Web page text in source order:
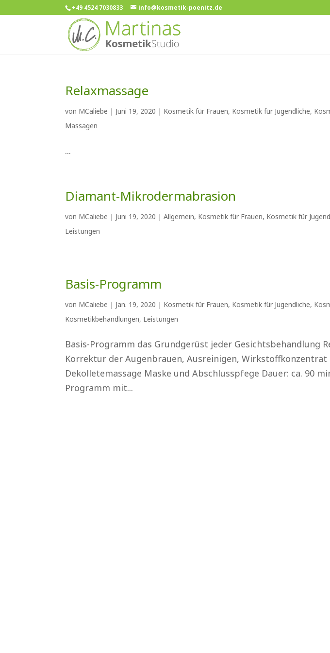
+49 4524 7030833 info@kosmetik-poenitz.de
Relaxmassage
von MCaliebe | Juni 19, 2020 | Kosmetik für Frauen, Kosmetik für Jugendliche,
Massagen
...
Diamant-Mikrodermabrasion
von MCaliebe | Juni 19, 2020 |Allgemein, Kosmetik für Frauen, Kosmetik für
Leistungen
Basis-Programm
von MCaliebe | Jan. 19, 2020 | Kosmetik für Frauen, Kosmetik für Jugendliche,
Kosmetikbehandlungen, Leistungen
Basis-Programm das Grundgerüst jeder Gesichtsbehandlung
Korrektur der Augenbrauen, Ausreinigen, Wirkstoffkonzentrat
Dekolletemassage Maske und Abschlusspfege Dauer: ca. 90
Programm mit...